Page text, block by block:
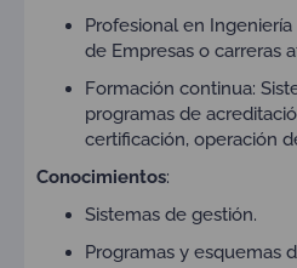
Profesional en
de Empresas o carreras
Formación continua:
programas de
certificación, operación
Conocimientos:
Sistemas de gestión.
Programas y esquemas